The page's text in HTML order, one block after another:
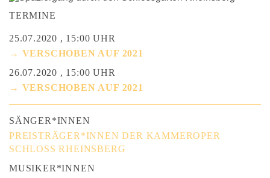
TERMINE
25.07.2020 , 15:00 UHR
→ VERSCHOBEN AUF 2021
26.07.2020 , 15:00 UHR
→ VERSCHOBEN AUF 2021
SÄNGER*INNEN
PREISTRÄGER*INNEN DER KAMMEROPER
SCHLOSS RHEINSBERG
MUSIKER*INNEN